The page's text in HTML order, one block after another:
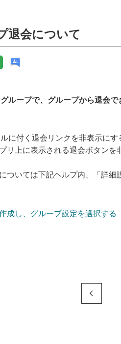
退会について
ループで、グループから退会
に付く退会リンクを非表示にす
リ上に表示される退会ボタン
ついては下記ヘルプ内、「詳
成し、グループ設定を選択する